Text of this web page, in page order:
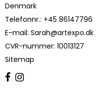
Denmark
Telefonnr.: +45 86147796
E-mail: Sarah@artexpo.dk
CVR-nummer: 10013127
Sitemap